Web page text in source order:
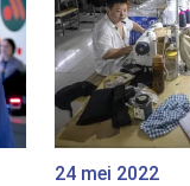
24 mei 2022